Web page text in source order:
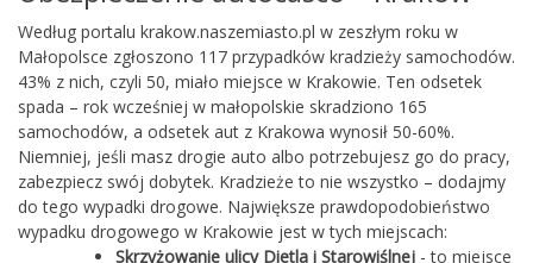
Według portalu krakow.naszemiasto.pl w zeszłym roku w
Małopolsce zgłoszono 117 przypadków kradzieży samochodów.
43% z nich, czyli 50, miało miejsce w Krakowie. Ten odsetek
spada – rok wcześniej w małopolskie skradziono 165
samochodów, a odsetek aut z Krakowa wynosił 50-60%.
Niemniej, jeśli masz drogie auto albo potrzebujesz go do pracy,
zabezpiecz swój dobytek. Kradzieże to nie wszystko – dodajmy
do tego wypadki drogowe. Największe prawdopodobieństwo
wypadku drogowego w Krakowie jest w tych miejscach:
Skrzyżowanie ulicy Dietla i Starowiślnej - to miejsce